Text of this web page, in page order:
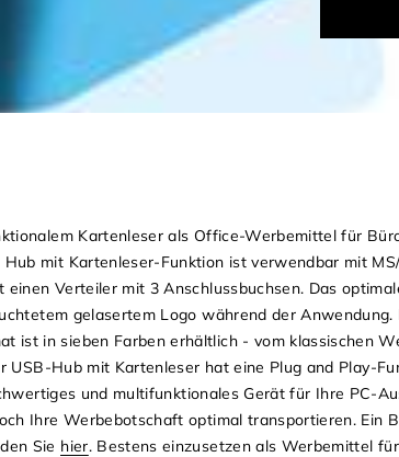
Kartenleser als Office-Werbemittel für
mit Kartenleser-Funktion ist verwendbar mit
einen Verteiler mit 3 Anschlussbuchsen. Das
gelasertem Logo während der
ist in sieben Farben erhältlich - vom klassischen
USB-Hub mit Kartenleser hat eine Plug and Play-
und multifunktionales Gerät für Ihre PC-
Ihre Werbebotschaft optimal transportieren. Ein
Sie hier. Bestens einzusetzen als Werbemittel